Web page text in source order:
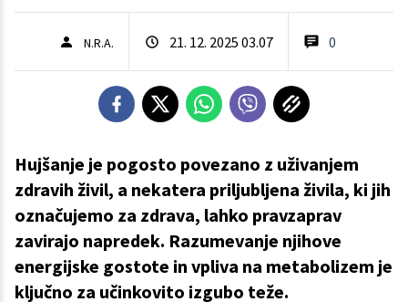
N.R.A. 21. 12. 2025 03.07 0
Hujšanje je pogosto povezano z uživanjem
zdravih živil, a nekatera priljubljena živila, ki jih
označujemo za zdrava, lahko pravzaprav
zavirajo napredek. Razumevanje njihove
energijske gostote in vpliva na metabolizem je
ključno za učinkovito izgubo teže.